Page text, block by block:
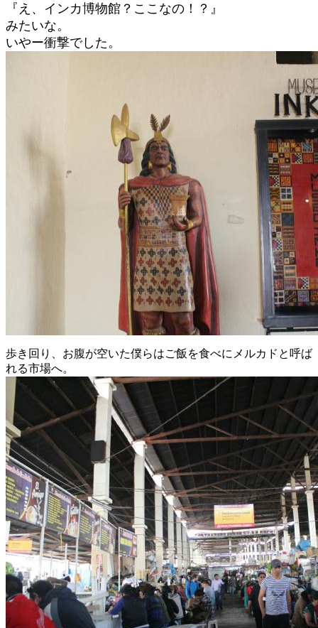
『え、インカ博物館？ここなの！？』
みたいな。
いやー衝撃でした。
歩き回り、お腹が空いた僕らはご飯を食べにメルカドと呼ば
れる市場へ。